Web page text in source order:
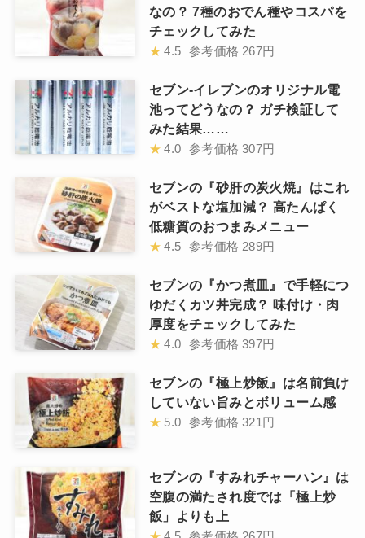
なの？ 7種のおでん種やコスパを
チェックしてみた
★ 4.5 参考価格 267円
セブン-イレブンのオリジナル電
池ってどうなの？ ガチ検証して
みた結果……
★ 4.0 参考価格 307円
セブンの『砂肝の炭火焼』はこれ
がベストな塩加減？ 高たんぱく
低糖質のおつまみメニュー
★ 4.5 参考価格 289円
セブンの『かつ煮皿』で手軽につ
ゆだくカツ丼完成？ 味付け・肉
厚度をチェックしてみた
★ 4.0 参考価格 397円
セブンの『極上炒飯』は名前負け
していない旨みとボリューム感
★ 5.0 参考価格 321円
セブンの『すみれチャーハン』は
空腹の満たされ度では「極上炒
飯」よりも上